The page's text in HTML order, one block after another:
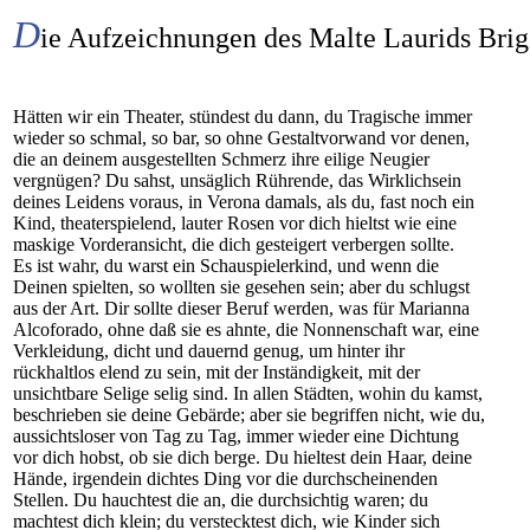
Die Aufzeichnungen des Malte Laurids
Hätten wir ein Theater, stündest du dann, du Tragische immer
wieder so schmal, so bar, so ohne Gestaltvorwand vor denen,
die an deinem ausgestellten Schmerz ihre eilige Neugier
vergnügen? Du sahst, unsäglich Rührende, das Wirklichsein
deines Leidens voraus, in Verona damals, als du, fast noch ein
Kind, theaterspielend, lauter Rosen vor dich hieltst wie eine
maskige Vorderansicht, die dich gesteigert verbergen sollte.
Es ist wahr, du warst ein Schauspielerkind, und wenn die
Deinen spielten, so wollten sie gesehen sein; aber du schlugst
aus der Art. Dir sollte dieser Beruf werden, was für Marianna
Alcoforado, ohne daß sie es ahnte, die Nonnenschaft war, eine
Verkleidung, dicht und dauernd genug, um hinter ihr
rückhaltlos elend zu sein, mit der Inständigkeit, mit der
unsichtbare Selige selig sind. In allen Städten, wohin du kamst,
beschrieben sie deine Gebärde; aber sie begriffen nicht, wie du,
aussichtsloser von Tag zu Tag, immer wieder eine Dichtung
vor dich hobst, ob sie dich berge. Du hieltest dein Haar, deine
Hände, irgendein dichtes Ding vor die durchscheinenden
Stellen. Du hauchtest die an, die durchsichtig waren; du
machtest dich klein; du verstecktest dich, wie Kinder sich